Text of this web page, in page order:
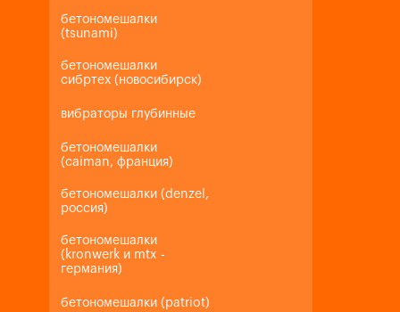
бетономешалки
(tsunami)
бетономешалки
сибртех (новосибирск)
вибраторы глубинные
бетономешалки
(caiman, франция)
бетономешалки (denzel,
россия)
бетономешалки
(kronwerk и mtx -
германия)
бетономешалки (patriot)